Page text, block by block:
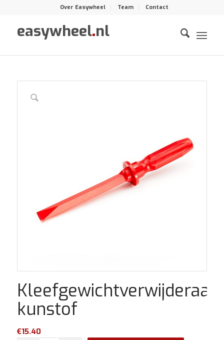
Over Easywheel Team Contact
easywheel.nl
Kleefgewichtverwijderaar
kunstof
€15.40